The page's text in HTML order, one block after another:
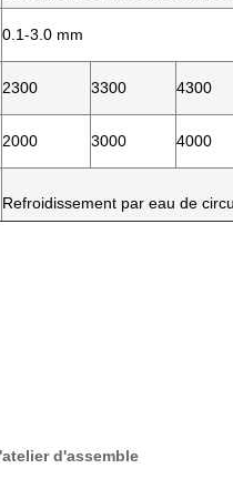
0.1-3.0 mm
2300 3300 4300
2000 3000 4000
Refroidissement par eau de